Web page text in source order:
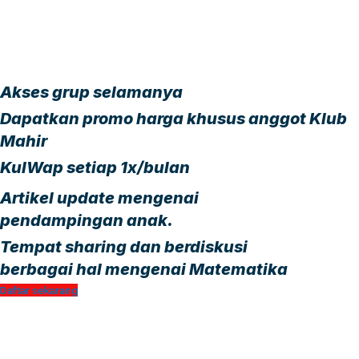
Akses grup selamanya
Dapatkan promo harga khusus anggot Klub
Mahir
KulWap setiap 1x/bulan
Artikel update mengenai
pendampingan anak.
Tempat sharing dan berdiskusi
berbagai hal mengenai Matematika
Daftar sekarang